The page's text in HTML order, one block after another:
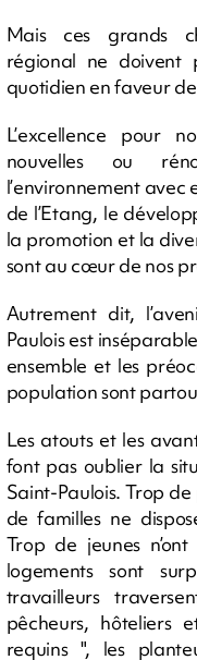
Mais ces grands
régional ne doivent
quotidien en faveur
L’excellence pour
nouvelles ou
l’environnement
de l’Etang, le
la promotion et la
sont au cœur de nos
Autrement dit,
Paulois est
ensemble et les
population sont
Les atouts et les
font pas oublier la
Saint-Paulois. Trop
de familles ne
Trop de jeunes
logements sont
travailleurs
pêcheurs, hôteliers
requins ", les